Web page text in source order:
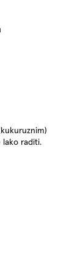
lako raditi.